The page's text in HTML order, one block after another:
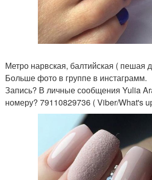
Метро нарвская, балтийская ( пешая
Больше фото в группе в инстаграмм.
Запись? В личные сообщения Yulia
номеру? 79110829736 ( Viber/What's